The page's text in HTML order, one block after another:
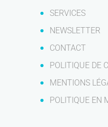
SERVICES
NEWSLETTER
CONTACT
POLITIQUE DE
MENTIONS
POLITIQUE EN